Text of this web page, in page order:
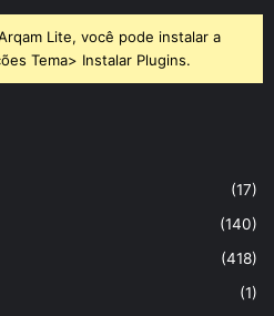
Lite, você pode instalar a
Tema> Instalar Plugins.
(17)
(140)
(418)
(1)